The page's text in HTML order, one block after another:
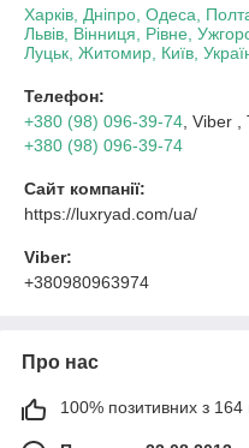
Харків, Дніпро, Одеса,
Львів, Вінниця, Рівне,
Луцьк, Житомир, Київ,
Телефон:
+380 (98) 096-39-74 , Viber
+380 (98) 096-39-74
Сайт компанії:
https://luxryad.com/ua/
Viber:
+380980963974
Про нас
100% позитивних з 164